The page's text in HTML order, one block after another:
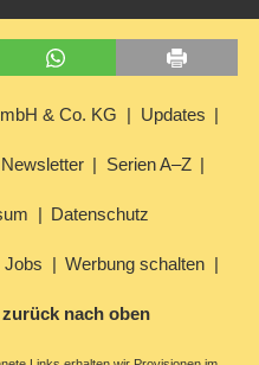
& Co. KG Updates
Newsletter Serien A–Z
Datenschutz
Jobs Werbung schalten
zurück nach oben